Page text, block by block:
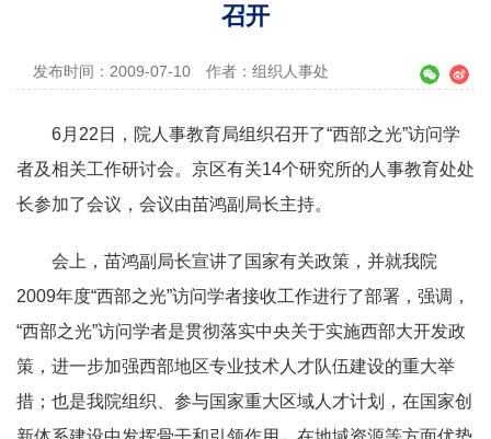
召开
发布时间：2009-07-10 作者：组织人事处
6月 22 日 ，院人事教育局组织召开了“西部之光”访问学
者及相关工作研讨会。京区有关14个研究所的人事教育处处
长参加了会议，会议由苗鸿副局长主持。
会上，苗鸿副局长宣讲了国家有关政策，并就我院
2009年度“西部之光”访问学者接收工作进行了部署，强调，
“西部之光”访问学者是贯彻落实中央关于实施西部大开发政
策，进一步加强西部地区专业技术人才队伍建设的重大举
措；也是我院组织、参与国家重大区域人才计划，在国家创